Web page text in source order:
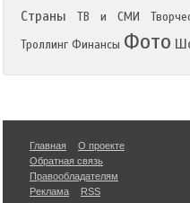
Страны
ТВ и СМИ
Троллинг Финансы Фото
Главная
О проекте
Обратная связь
Правообладателям
Реклама
RSS